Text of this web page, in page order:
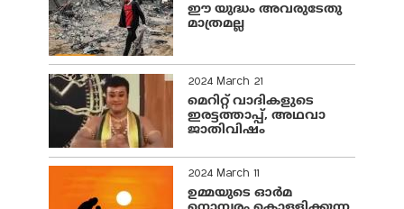
ഈ യുദ്ധം അവരുടേതു
മാത്രമല്ല
2024 March 21
മെറിറ്റ് വാദികളുടെ
ഇരട്ടത്താപ്പ്, അഥവാ
ജാതിവിഷം
2024 March 11
ഉമ്മയുടെ ഓർമ